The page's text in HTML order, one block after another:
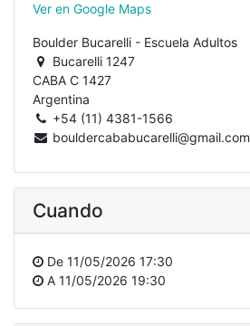
Ver en Google Maps
Boulder Bucarelli - Escuela Adultos
Bucarelli 1247
CABA C 1427
Argentina
+54 (11) 4381-1566
bouldercababucarelli@gmail.com
Cuando
De 11/05/2026 17:30
A 11/05/2026 19:30